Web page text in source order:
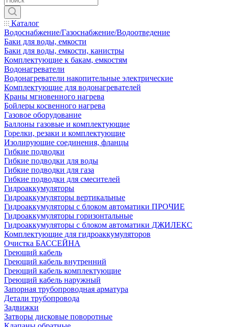
Каталог
Водоснабжение/Газоснабжение/Водоотведение
Баки для воды, емкости
Баки для воды, емкости, канистры
Комплектующие к бакам, емкостям
Водонагреватели
Водонагреватели накопительные электрические
Комплектующие для водонагревателей
Краны мгновенного нагрева
Бойлеры косвенного нагрева
Газовое оборудование
Баллоны газовые и комплектующие
Горелки, резаки и комплектующие
Изолирующие соединения, фланцы
Гибкие подводки
Гибкие подводки для воды
Гибкие подводки для газа
Гибкие подводки для смесителей
Гидроаккумуляторы
Гидроаккумуляторы вертикальные
Гидроаккумуляторы с блоком автоматики ПРОЧИЕ
Гидроаккумуляторы горизонтальные
Гидроаккумуляторы с блоком автоматики ДЖИЛЕКС
Комплектующие для гидроаккумуляторов
Очистка БАССЕЙНА
Греющий кабель
Греющий кабель внутренний
Греющий кабель комплектующие
Греющий кабель наружный
Запорная трубопроводная арматура
Детали трубопровода
Задвижки
Затворы дисковые поворотные